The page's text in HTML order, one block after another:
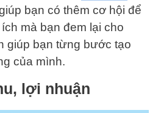
bạn có thêm cơ hội để
mà bạn đem lại cho
giúp bạn từng bước tạo
của mình.
lợi nhuận